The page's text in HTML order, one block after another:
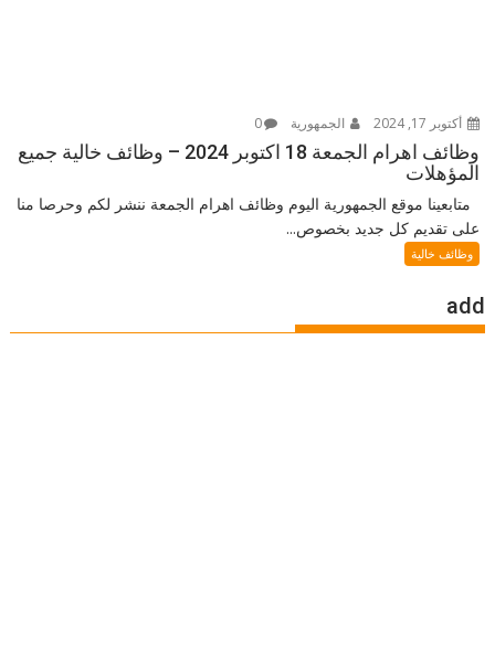
أكتوبر 17, 2024 الجمهورية 0
وظائف اهرام الجمعة 18 اكتوبر 2024 – وظائف خالية جميع
المؤهلات
متابعينا موقع الجمهورية اليوم وظائف اهرام الجمعة ننشر لكم وحرصا منا
على تقديم كل جديد بخصوص...
وظائف خالية
add